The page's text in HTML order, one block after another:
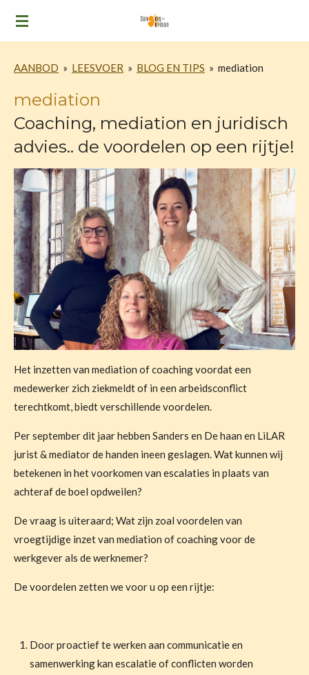
Ga
deAANBOD » LEESVOER » BLOG EN TIPS » mediation
mediation
Coaching, mediation en juridisch
advies.. de voordelen op een rijtje!
Het inzetten van mediation of coaching voordat een
medewerker zich ziekmeldt of in een arbeidsconflict
terechtkomt, biedt verschillende voordelen.
Per september dit jaar hebben Sanders en De haan en LiLAR
jurist & mediator de handen ineen geslagen. Wat kunnen wij
betekenen in het voorkomen van escalaties in plaats van
achteraf de boel opdweilen?
De vraag is uiteraard; Wat zijn zoal voordelen van
vroegtijdige inzet van mediation of coaching voor de
werkgever als de werknemer?
De voordelen zetten we voor u op een rijtje:
Door proactief te werken aan communicatie en
samenwerking kan escalatie of conflicten worden